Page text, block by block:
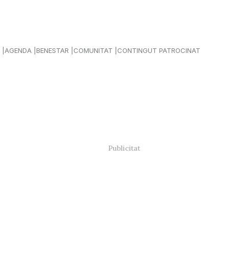
AGENDA BENESTAR COMUNITAT CONTINGUT PATROCINAT